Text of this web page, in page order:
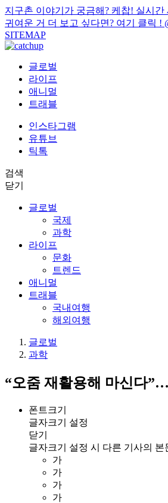
지구촌 이야기가 궁금해? 케찹! 실시
귀여운 거 더 보고 싶다면? 여기 클릭 !
SITEMAP
글로벌
라이프
애니멀
트래블
인스타그램
유튜브
틱톡
검색
닫기
글로벌
국제
과학
라이프
문화
트렌드
애니멀
트래블
국내여행
해외여행
글로벌
과학
“오줌 재활용해 마신다
폰트크기
글자크기 설정
닫기
글자크기 설정 시 다른 기사의
가
가
가
가